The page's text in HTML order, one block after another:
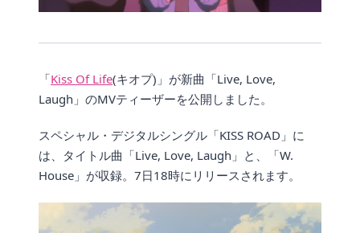
「Kiss Of Life(キオプ)」が新曲「Live, Love,
Laugh」のMVティーザーを公開しました。
スペシャル・デジタルシングル「KISS ROAD」に
は、タイトル曲「Live, Love, Laugh」と、「W.
House」が収録。7日18時にリリースされます。